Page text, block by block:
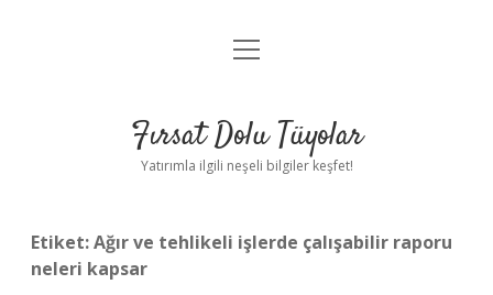
Gizlilik Politikası
Yasal Uyarı
menüyü
Fırsat Dolu Tüyolar
Yatırımla ilgili neşeli bilgiler keşfet!
Etiket:Ağır ve tehlikeli işlerde çalışabilir raporu
neleri kapsar